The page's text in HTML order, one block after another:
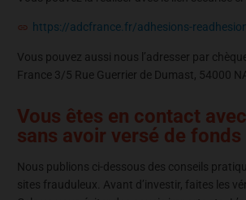
https://adcfrance.fr/adhesions-
Vous pouvez aussi nous l’adresser par chèque
France 3/5 Rue Guerrier de Dumast, 54000
Vous êtes en contact
sans avoir versé de fonds
Nous publions ci-dessous des conseils
sites frauduleux. Avant d’investir, faites les